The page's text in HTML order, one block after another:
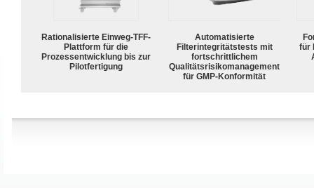
Rationalisierte Einweg-TFF-
Plattform für die
Prozessentwicklung bis zur
Pilotfertigung
Automatisierte
Filterintegritätstests mit
fortschrittlichem
Qualitätsrisikomanagement
für GMP-Konformität
für